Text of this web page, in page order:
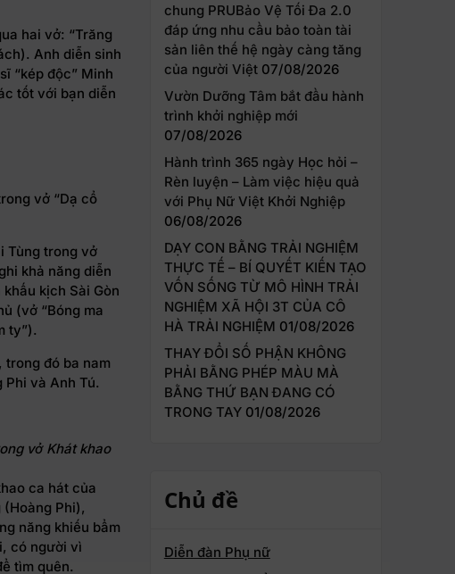
hai vở: “Trăng
Anh diễn sinh
“kép độc” Minh
tốt với bạn diễn
vở “Dạ cổ
Tùng trong vở
khả năng diễn
kịch Sài Gòn
(vở “Bóng ma
ty”).
trong đó ba nam
và Anh Tú.
vở Khát khao
ca hát của
Phi),
năng khiếu bẩm
có người vì
tìm quên.
chung PRUBảo Vệ Tối Đa 2.0
đáp ứng nhu cầu bảo toàn tài
sản liên thế hệ ngày càng tăng
của người Việt 07/08/2026
Vườn Dưỡng Tâm bắt đầu hành
trình khởi nghiệp mới
07/08/2026
Hành trình 365 ngày Học hỏi –
Rèn luyện – Làm việc hiệu quả
với Phụ Nữ Việt Khởi Nghiệp
06/08/2026
DẠY CON BẰNG TRẢI NGHIỆM
THỰC TẾ – BÍ QUYẾT KIẾN TẠO
VỐN SỐNG TỪ MÔ HÌNH TRẢI
NGHIỆM XÃ HỘI 3T CỦA CÔ
HÀ TRẢI NGHIỆM 01/08/2026
THAY ĐỔI SỐ PHẬN KHÔNG
PHẢI BẰNG PHÉP MÀU MÀ
BẰNG THỨ BẠN ĐANG CÓ
TRONG TAY 01/08/2026
Chủ đề
Diễn đàn Phụ nữ